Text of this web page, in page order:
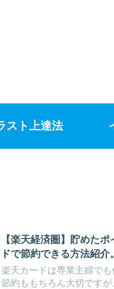
スト上達法
【楽天経済圏】貯めた
ドで節約できる方法紹介
楽天カードは専業主婦で
節約ももちろん大切です